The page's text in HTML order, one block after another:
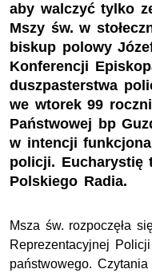
aby walczyć tylko
Mszy św. w
biskup polowy
Konferencji
duszpasterstwa
we wtorek 99
Państwowej bp
w intencji
policji. Eucharystię
Polskiego Radia.
Msza św. rozpoczęła
Reprezentacyjnej
państwowego.